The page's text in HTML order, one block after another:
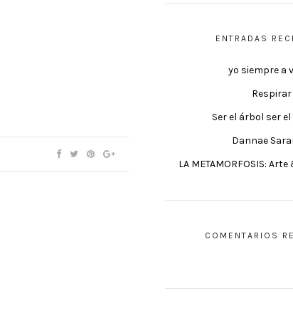
ENTRADAS
yo siempre a
Respirar
Ser el árbol ser
Dannae
LA METAMORFOSIS:
COMENTARIOS